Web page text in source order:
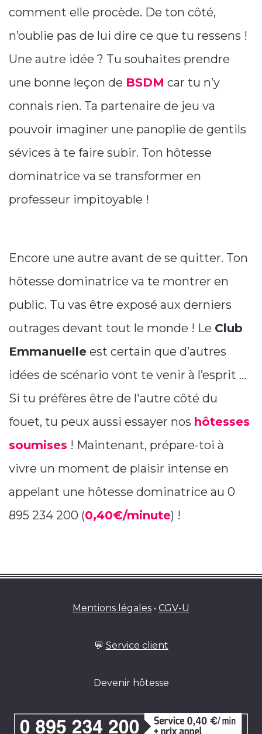
comment elle procède. De ton côté,
n’oublie pas de lui dire ce que tu ressens !
Une autre idée ? Tu souhaites prendre
une bonne leçon de BSDM car tu n’y
connais rien. Ta partenaire de jeu va
pouvoir imaginer une panoplie de gentils
sévices à te faire subir. Ton hôtesse
dominatrice va se transformer en
professeur impitoyable !
Encore une autre avant de se quitter. Ton
hôtesse dominatrice va te montrer en
public. Tu vas être exposé aux derniers
outrages devant tout le monde ! Le Club
Emmanuelle est certain que d’autres
idées de scénario vont te venir à l’esprit ...
Si tu préfères être de l'autre côté du
fouet, tu peux aussi essayer nos hôtesses
soumises ! Maintenant, prépare-toi à
vivre un moment de plaisir intense en
appelant une hôtesse dominatrice au 0
895 234 200 (0,40€/minute) !
Mentions légales • CGV-U
💬 Service client
Devenir hôtesse